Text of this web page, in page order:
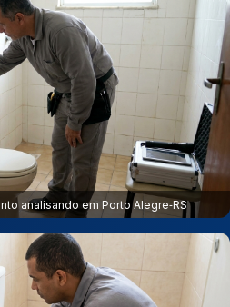
analisando em Porto Alegre‑RS